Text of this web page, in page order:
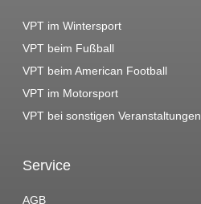
VPT im Wintersport
VPT beim Fußball
VPT beim American Football
VPT im Motorsport
VPT bei sonstigen Veranstaltungen
Service
AGB